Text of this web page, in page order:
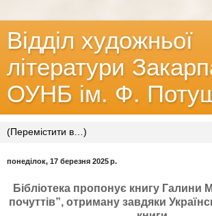
Відділ художньої
літератури
ОУНБ ім. Ф.
понеділок, 17 березня 2025 р.
Бібліотека пропонує книгу Галини
почуттів”, отриману завдяки